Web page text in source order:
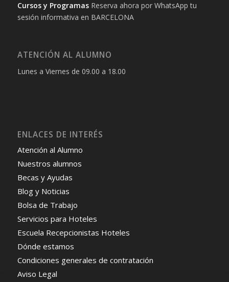
Cursos y ProgramasReserva ahora por WhatsApp tu
sesión informativa en BARCELONA
ATENCIÓN AL ALUMNO
Lunes a Viernes de 09.00 a 18.00
ENLACES DE INTERÉS
Atención al Alumno
Nuestros alumnos
Becas y Ayudas
Blog y Noticias
Bolsa de Trabajo
Servicios para Hoteles
Escuela Recepcionistas Hoteles
Dónde estamos
Condiciones generales de contratación
Aviso Legal